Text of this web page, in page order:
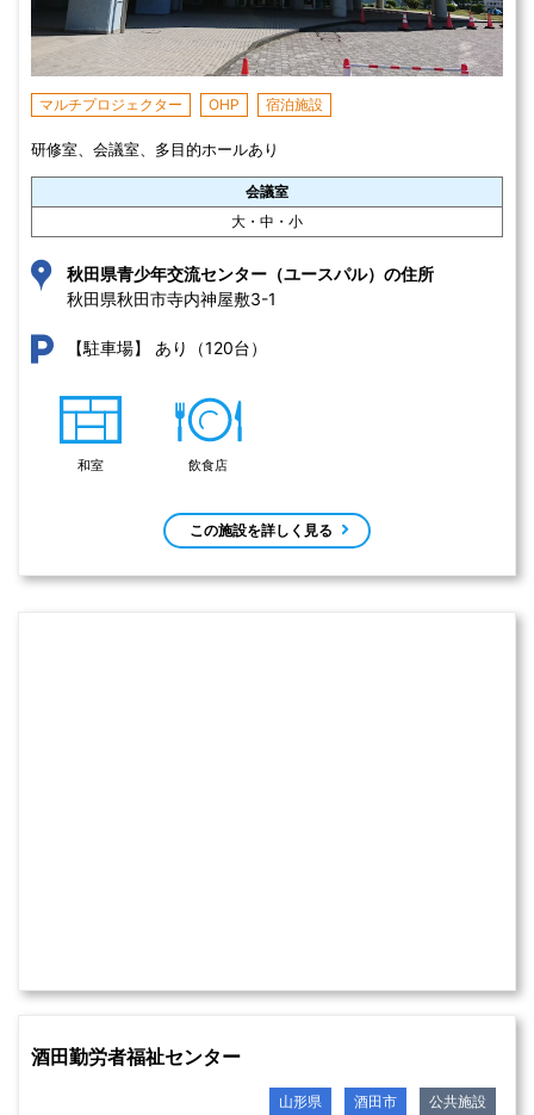
マルチプロジェクター OHP 宿泊施設
研修室、会議室、多目的ホールあり
会議室
大・中・小
秋田県青少年交流センター（ユースパル）の住所
秋田県秋田市寺内神屋敷3-1
【駐車場】 あり（120台）
和室 飲食店
この施設を詳しく見る
酒田勤労者福祉センター
山形県 酒田市 公共施設